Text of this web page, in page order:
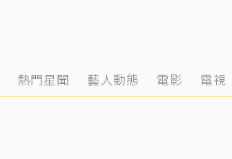
熱門星聞 藝人動態 電影 電視